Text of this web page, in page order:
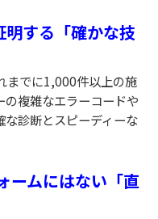
する「確かな技
までに1,000件以上の施
の複雑なエラーコードや
診断とスピーディーな
ームにはない「直